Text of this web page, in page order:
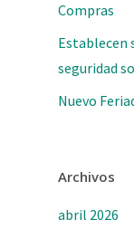
Compras
Establecen
seguridad
Nuevo
Archivos
abril 2026